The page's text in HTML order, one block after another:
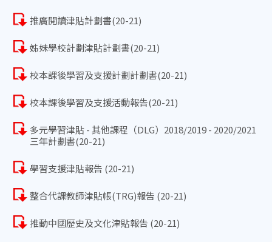
推廣閱讀津貼計劃書(20-21)
姊妹學校計劃津貼計劃書(20-21)
校本課後學習及支援計劃計劃書(20-21)
校本課後學習及支援活動報告(20-21)
多元學習津貼 - 其他課程（DLG）2018/2019 - 2020/2021
三年計劃書(20-21)
學習支援津貼報告 (20-21)
整合代課教師津貼帳(TRG)報告 (20-21)
推動中國歷史及文化津貼報告 (20-21)